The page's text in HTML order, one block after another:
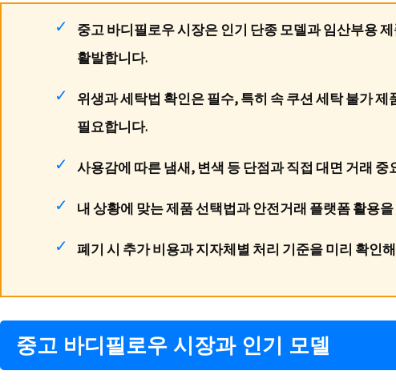
중고 바디필로우 시장은 인기 단종 모델과 임산부용
활발합니다.
위생과 세탁법 확인은 필수, 특히 속 쿠션 세탁 불가 제
필요합니다.
사용감에 따른 냄새, 변색 등 단점과 직접 대면 거래 중
내 상황에 맞는 제품 선택법과 안전거래 플랫폼 활용
폐기 시 추가 비용과 지자체별 처리 기준을 미리 확인
중고 바디필로우 시장과 인기 모델